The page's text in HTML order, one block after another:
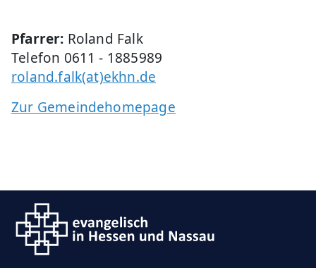
Pfarrer: Roland Falk
Telefon 0611 - 1885989
roland.falk(at)ekhn.de
Zur Gemeindehomepage